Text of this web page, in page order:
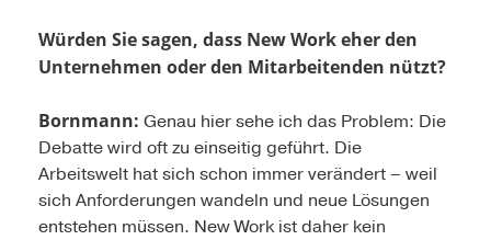
Würden Sie sagen, dass New Work eher den
Unternehmen oder den Mitarbeitenden nützt?
Bornmann: Genau hier sehe ich das Problem: Die
Debatte wird oft zu einseitig geführt. Die
Arbeitswelt hat sich schon immer verändert – weil
sich Anforderungen wandeln und neue Lösungen
entstehen müssen. New Work ist daher kein